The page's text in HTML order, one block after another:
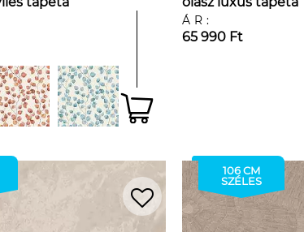
ÁR:
65 990 Ft
106 CM
SZÉLES